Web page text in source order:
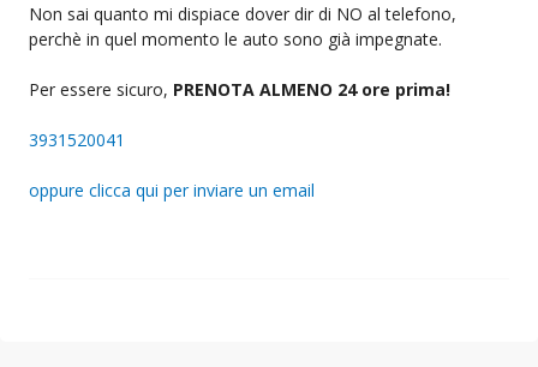
Non sai quanto mi dispiace dover dir di NO al telefono,
perchè in quel momento le auto sono già impegnate.
Per essere sicuro, PRENOTA ALMENO 24 ore prima!
3931520041
oppure clicca qui per inviare un email